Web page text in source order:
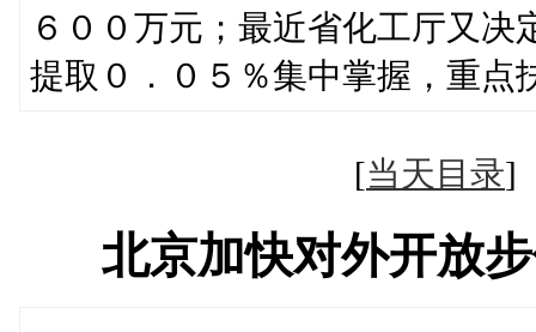
６００万元；最近省化工厅又决
提取０．０５％集中掌握，重点
[当天目录
北京加快对外开放